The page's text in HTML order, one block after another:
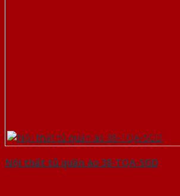
Nội thất tủ quần áo 38-TQA-SGD